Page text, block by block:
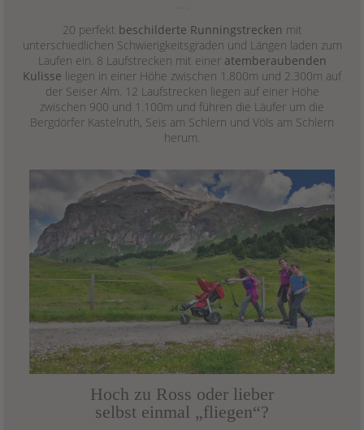
20 perfekt beschilderte Runningstrecken mit
unterschiedlichen Schwierigkeitsgraden und Längen laden zum
Laufen ein. 8 Laufstrecken mit einer atemberaubenden
Kulisse liegen in einer Höhe zwischen 1.800m und 2.300m auf
der Seiser Alm. 12 Laufstrecken liegen auf einer Höhe
zwischen 900 und 1.100m und führen die Läufer um die
Bergdörfer Kastelruth, Seis am Schlern und Völs am Schlern
herum.
Hoch zu Ross oder lieber
selbst einmal „fliegen“?